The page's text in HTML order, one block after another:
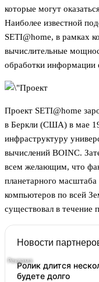
которые могут
Наиболее известной
SETI@home, в рамках
вычислительные
обработки информации
Проект SETI@home
в Беркли (США) в мае
инфраструктуру
вычислений BOINC.
всем желающим, что
планетарного
компьютеров по всей
существовал в течение
Новости
Ролик длится
будете долго